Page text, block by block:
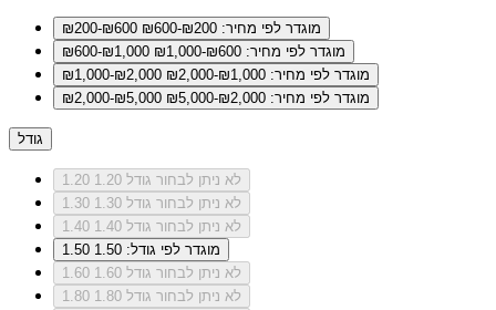
₪200-₪600
מוגדר לפי מחיר: ₪200-₪600
₪600-₪1,000
מוגדר לפי מחיר: ₪600-₪1,000
₪1,000-₪2,000
מוגדר לפי מחיר: ₪1,000-₪2,000
₪2,000-₪5,000
מוגדר לפי מחיר: ₪2,000-₪5,000
גודל
1.20
לא ניתן לבחור גודל 1.20
1.30
לא ניתן לבחור גודל 1.30
1.40
לא ניתן לבחור גודל 1.40
1.50
מוגדר לפי גודל: 1.50
1.60
לא ניתן לבחור גודל 1.60
1.80
לא ניתן לבחור גודל 1.80